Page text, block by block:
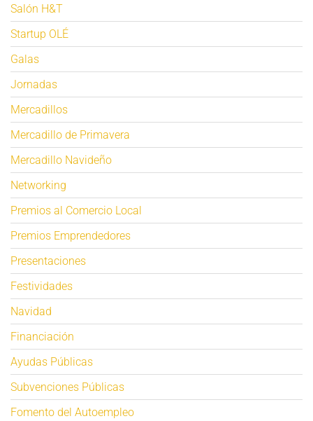
Salón H&T
Startup OLÉ
Galas
Jornadas
Mercadillos
Mercadillo de Primavera
Mercadillo Navideño
Networking
Premios al Comercio Local
Premios Emprendedores
Presentaciones
Festividades
Navidad
Financiación
Ayudas Públicas
Subvenciones Públicas
Fomento del Autoempleo